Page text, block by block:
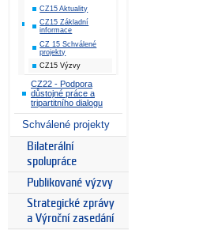
CZ15 Aktuality
CZ15 Základní
informace
CZ 15 Schválené
projekty
CZ15 Výzvy
CZ22 - Podpora
důstojné práce a
tripartitního dialogu
Schválené projekty
Bilaterální
spolupráce
Publikované výzvy
Strategické zprávy
a Výroční zasedání